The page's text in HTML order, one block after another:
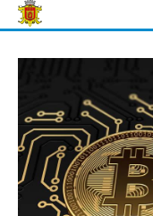
Skip
to